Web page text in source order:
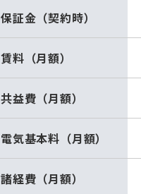
保証金（契約時）
賃料（月額）
共益費（月額）
電気基本料（月額）
諸経費（月額）